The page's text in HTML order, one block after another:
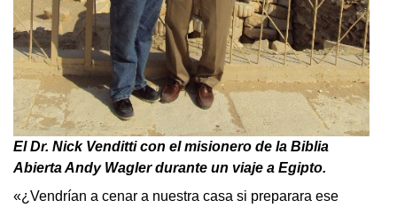
El Dr. Nick Venditti con el misionero de la Biblia
Abierta Andy Wagler durante un viaje a Egipto.
«¿Vendrían a cenar a nuestra casa si preparara ese